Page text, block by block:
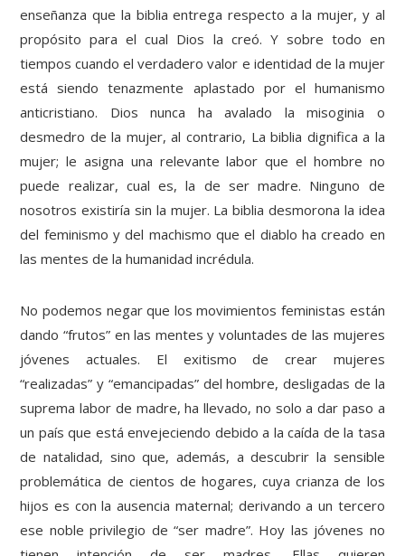
enseñanza que la biblia entrega respecto a la mujer, y al
propósito para el cual Dios la creó. Y sobre todo en
tiempos cuando el verdadero valor e identidad de la mujer
está siendo tenazmente aplastado por el humanismo
anticristiano. Dios nunca ha avalado la misoginia o
desmedro de la mujer, al contrario, La biblia dignifica a la
mujer; le asigna una relevante labor que el hombre no
puede realizar, cual es, la de ser madre. Ninguno de
nosotros existiría sin la mujer. La biblia desmorona la idea
del feminismo y del machismo que el diablo ha creado en
las mentes de la humanidad incrédula.
No podemos negar que los movimientos feministas están
dando “frutos” en las mentes y voluntades de las mujeres
jóvenes actuales. El exitismo de crear mujeres
“realizadas” y “emancipadas” del hombre, desligadas de la
suprema labor de madre, ha llevado, no solo a dar paso a
un país que está envejeciendo debido a la caída de la tasa
de natalidad, sino que, además, a descubrir la sensible
problemática de cientos de hogares, cuya crianza de los
hijos es con la ausencia maternal; derivando a un tercero
ese noble privilegio de “ser madre”. Hoy las jóvenes no